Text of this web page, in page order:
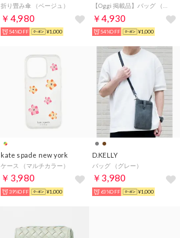
折り畳み傘 （ベージュ）
￥4,980
54%OFF ¥1,000
￥4,930
54%OFF ¥1,000
kate spade new york
ケース （マルチカラー）
￥3,980
39%OFF ¥1,000
D.KELLY
バッグ （グレー）
￥3,980
63%OFF ¥1,000